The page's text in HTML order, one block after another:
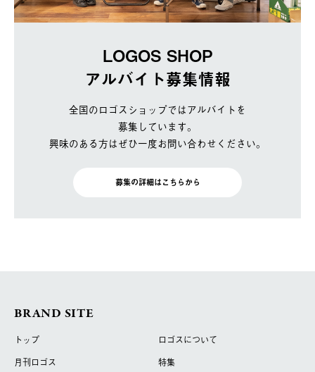
LOGOS SHOP
アルバイト募集情報
全国のロゴスショップではアルバイトを
募集しています。
興味のある方はぜひ一度お問い合わせください。
募集の詳細はこちらから
BRAND SITE
トップ
ロゴスについて
月刊ロゴス
特集